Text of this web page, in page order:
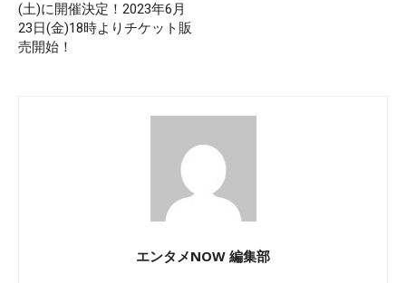
(土)に開催決定！2023年6月
23日(金)18時よりチケット販
売開始！
エンタメNOW 編集部